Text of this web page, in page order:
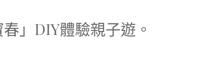
」DIY體驗親子遊。